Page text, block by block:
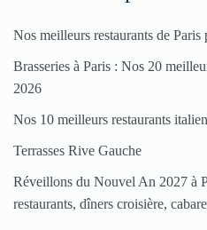
Nos meilleurs restaurants de Paris
Brasseries à Paris : Nos 20
2026
Nos 10 meilleurs restaurants
Terrasses Rive Gauche
Réveillons du Nouvel An 2027 à
restaurants, dîners croisière,